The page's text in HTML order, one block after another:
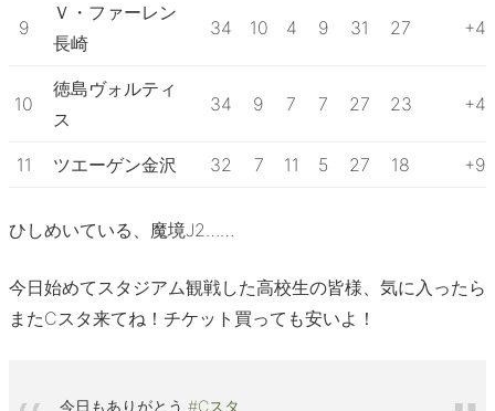
9
Ｖ・ファーレン
長崎
34 10 4 9 31 27 +4
10
徳島ヴォルティ
ス
34 9 7 7 27 23 +4
11 ツエーゲン金沢 32 7 11 5 27 18 +9
ひしめいている、魔境J2……
今日始めてスタジアム観戦した高校生の皆様、気に入ったら
またCスタ来てね！チケット買っても安いよ！
今日もありがとう#Cスタ